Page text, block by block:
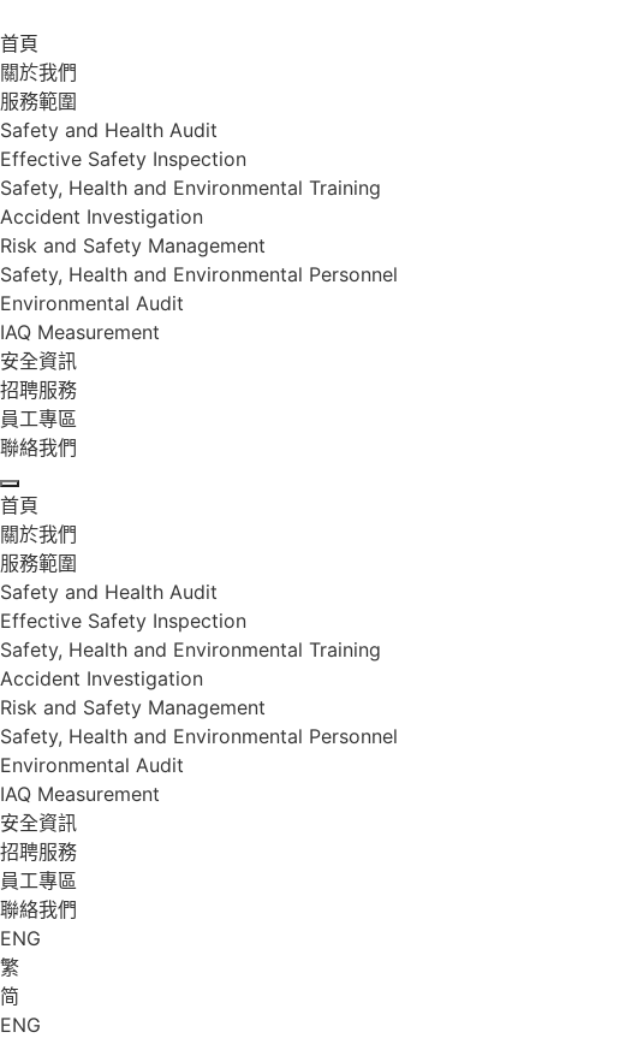
首頁
關於我們
服務範圍
Safety and Health Audit
Effective Safety Inspection
Safety, Health and Environmental Training
Accident Investigation
Risk and Safety Management
Safety, Health and Environmental Personnel
Environmental Audit
IAQ Measurement
安全資訊
招聘服務
員工專區
聯絡我們
首頁
關於我們
服務範圍
Safety and Health Audit
Effective Safety Inspection
Safety, Health and Environmental Training
Accident Investigation
Risk and Safety Management
Safety, Health and Environmental Personnel
Environmental Audit
IAQ Measurement
安全資訊
招聘服務
員工專區
聯絡我們
ENG
繁
简
ENG